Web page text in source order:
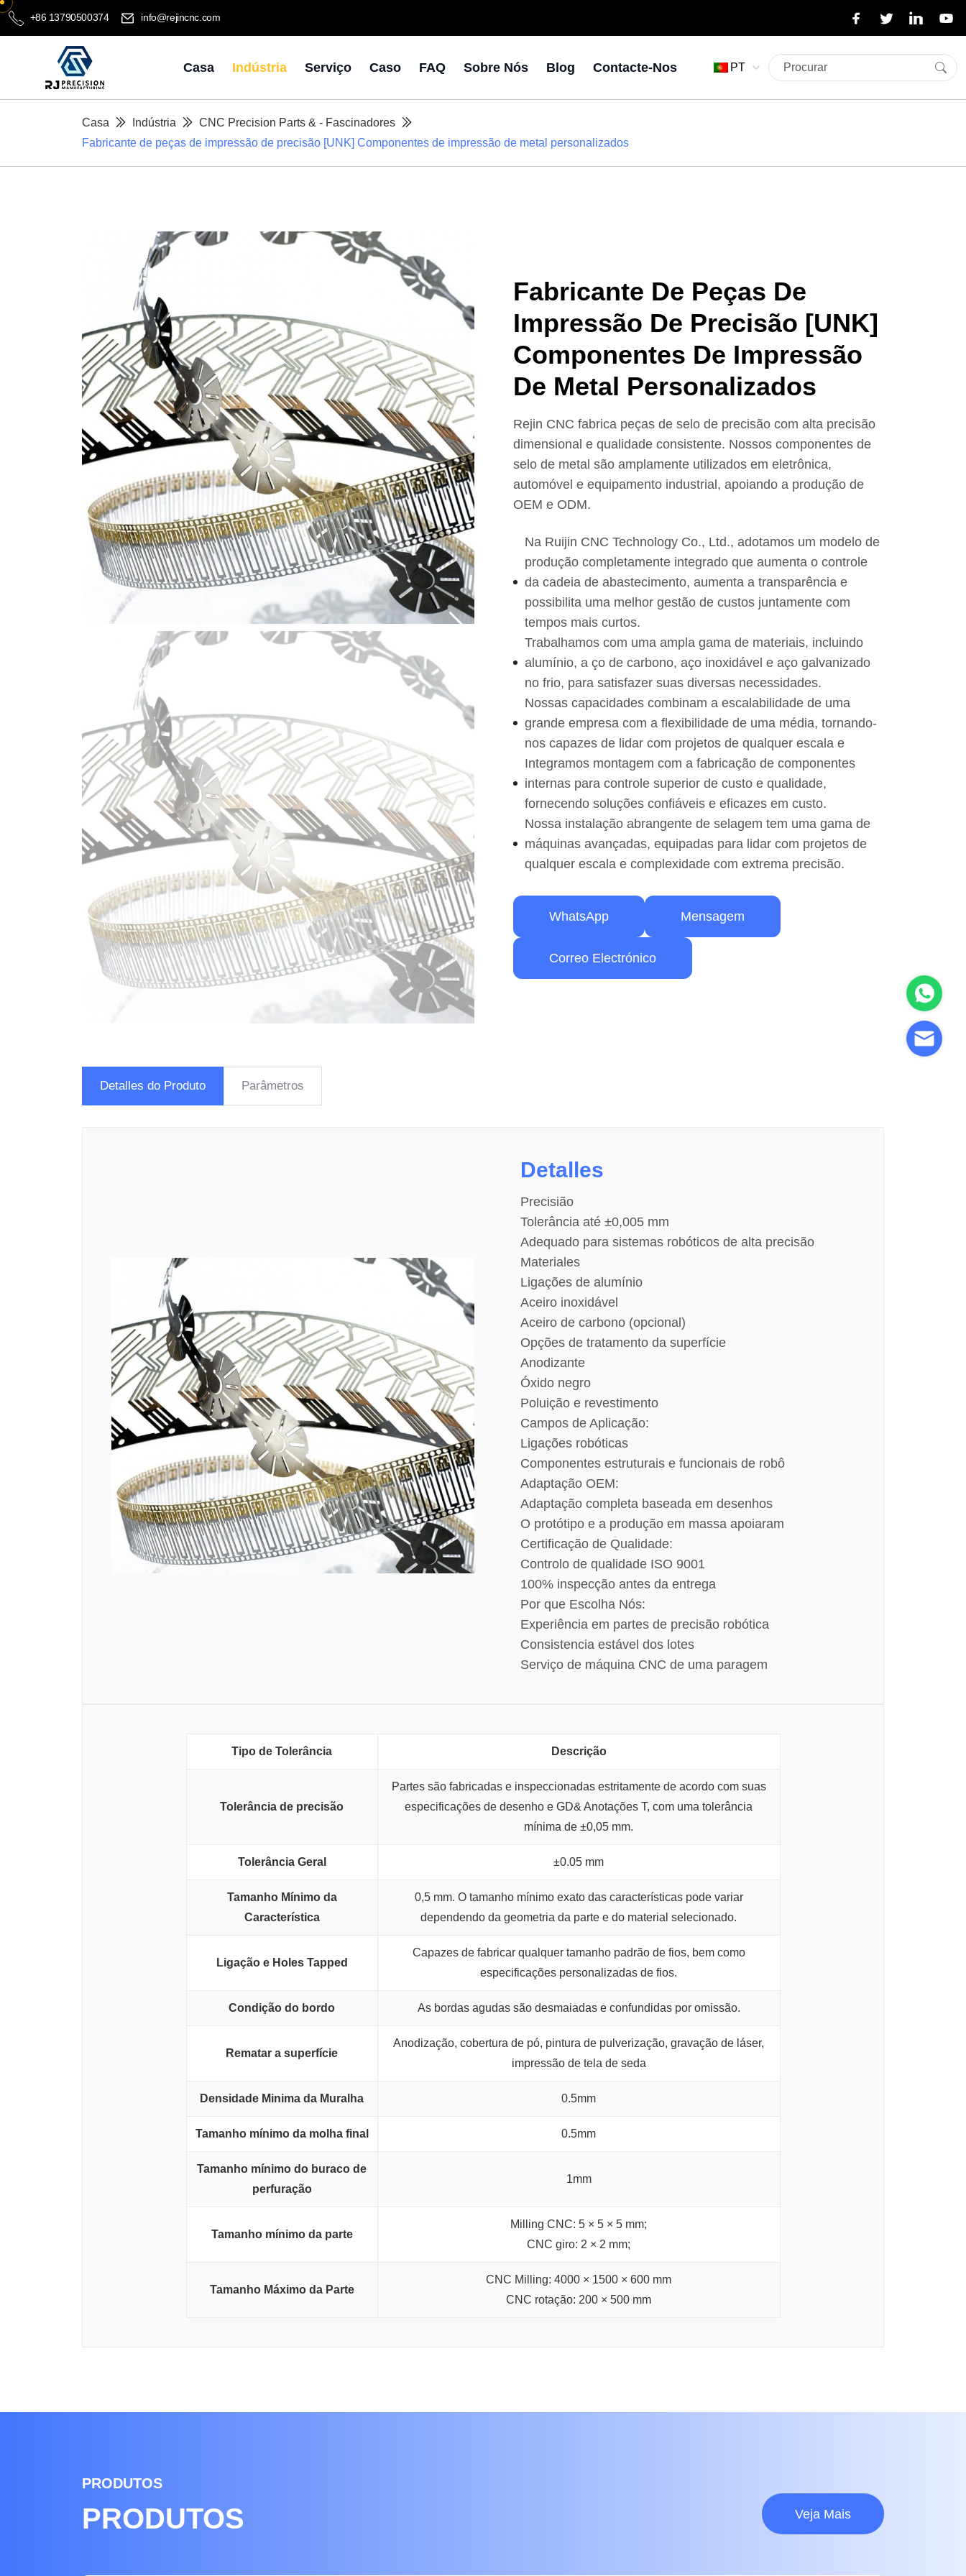
+86 13790500374 info@rejincnc.com
Casa Indústria Serviço Caso FAQ Sobre Nós Blog Contacte-Nos PT
Casa Indústria
CNC Precision Parts & - Fascinadores
Fabricante de peças de impressão de precisão [UNK] Componentes de impressão de metal personalizados
Fabricante De Peças De
Impressão De Precisão [UNK]
Componentes De Impressão
De Metal Personalizados
Rejin CNC fabrica peças de selo de precisão com alta precisão
dimensional e qualidade consistente. Nossos componentes de
selo de metal são amplamente utilizados em eletrônica,
automóvel e equipamento industrial, apoiando a produção de
OEM e ODM.
Na Ruijin CNC Technology Co., Ltd., adotamos um modelo de
produção completamente integrado que aumenta o controle
da cadeia de abastecimento, aumenta a transparência e
possibilita uma melhor gestão de custos juntamente com
tempos mais curtos.
Trabalhamos com uma ampla gama de materiais, incluindo
alumínio, a ço de carbono, aço inoxidável e aço galvanizado
no frio, para satisfazer suas diversas necessidades.
Nossas capacidades combinam a escalabilidade de uma
grande empresa com a flexibilidade de uma média, tornando-
nos capazes de lidar com projetos de qualquer escala e
Integramos montagem com a fabricação de componentes
internas para controle superior de custo e qualidade,
fornecendo soluções confiáveis e eficazes em custo.
Nossa instalação abrangente de selagem tem uma gama de
máquinas avançadas, equipadas para lidar com projetos de
qualquer escala e complexidade com extrema precisão.
WhatsApp Mensagem
Correo Electrónico
Detalles do Produto Parâmetros
Detalles
Precisião
Tolerância até ±0,005 mm
Adequado para sistemas robóticos de alta precisão
Materiales
Ligações de alumínio
Aceiro inoxidável
Aceiro de carbono (opcional)
Opções de tratamento da superfície
Anodizante
Óxido negro
Poluição e revestimento
Campos de Aplicação:
Ligações robóticas
Componentes estruturais e funcionais de robô
Adaptação OEM:
Adaptação completa baseada em desenhos
O protótipo e a produção em massa apoiaram
Certificação de Qualidade:
Controlo de qualidade ISO 9001
100% inspecção antes da entrega
Por que Escolha Nós:
Experiência em partes de precisão robótica
Consistencia estável dos lotes
Serviço de máquina CNC de uma paragem
Tipo de Tolerância Descrição
Tolerância de precisão
Partes são fabricadas e inspeccionadas estritamente de acordo com suas
especificações de desenho e GD& Anotações T, com uma tolerância
mínima de ±0,05 mm.
Tolerância Geral ±0.05 mm
Tamanho Mínimo da
Característica
0,5 mm. O tamanho mínimo exato das características pode variar
dependendo da geometria da parte e do material selecionado.
Ligação e Holes Tapped
Capazes de fabricar qualquer tamanho padrão de fios, bem como
especificações personalizadas de fios.
Condição do bordo As bordas agudas são desmaiadas e confundidas por omissão.
Rematar a superfície
Anodização, cobertura de pó, pintura de pulverização, gravação de láser,
impressão de tela de seda
Densidade Minima da Muralha 0.5mm
Tamanho mínimo da molha final 0.5mm
Tamanho mínimo do buraco de
perfuração
1mm
Tamanho mínimo da parte
Milling CNC: 5 × 5 × 5 mm;
CNC giro: 2 × 2 mm;
Tamanho Máximo da Parte
CNC Milling: 4000 × 1500 × 600 mm
CNC rotação: 200 × 500 mm
PRODUTOS
PRODUTOS Veja Mais